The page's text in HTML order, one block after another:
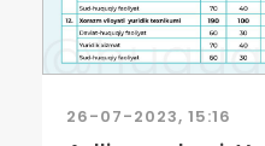
26-07-2023, 15:16